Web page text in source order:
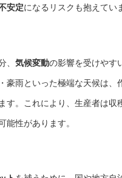
安定になるリスクも抱えてい
、 気候変動の影響を受けやす
豪雨といった極端な天候は、
す。これにより、生産者は収
能性があります。